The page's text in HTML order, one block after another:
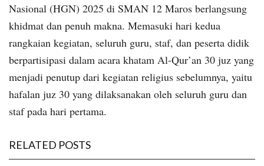
Nasional (HGN) 2025 di SMAN 12 Maros berlangsung
khidmat dan penuh makna. Memasuki hari kedua
rangkaian kegiatan, seluruh guru, staf, dan peserta didik
berpartisipasi dalam acara khatam Al-Qur’an 30 juz yang
menjadi penutup dari kegiatan religius sebelumnya, yaitu
hafalan juz 30 yang dilaksanakan oleh seluruh guru dan
staf pada hari pertama.
RELATED POSTS